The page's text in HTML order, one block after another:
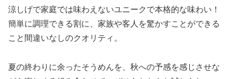
涼しげで家庭では味わえないユニークで本格的な味わい！
簡単に調理できる割に、家族や客人を驚かすことができる
こと間違いなしのクオリティ。
夏の終わりに余ったそうめんを、秋への予感を感じさせな